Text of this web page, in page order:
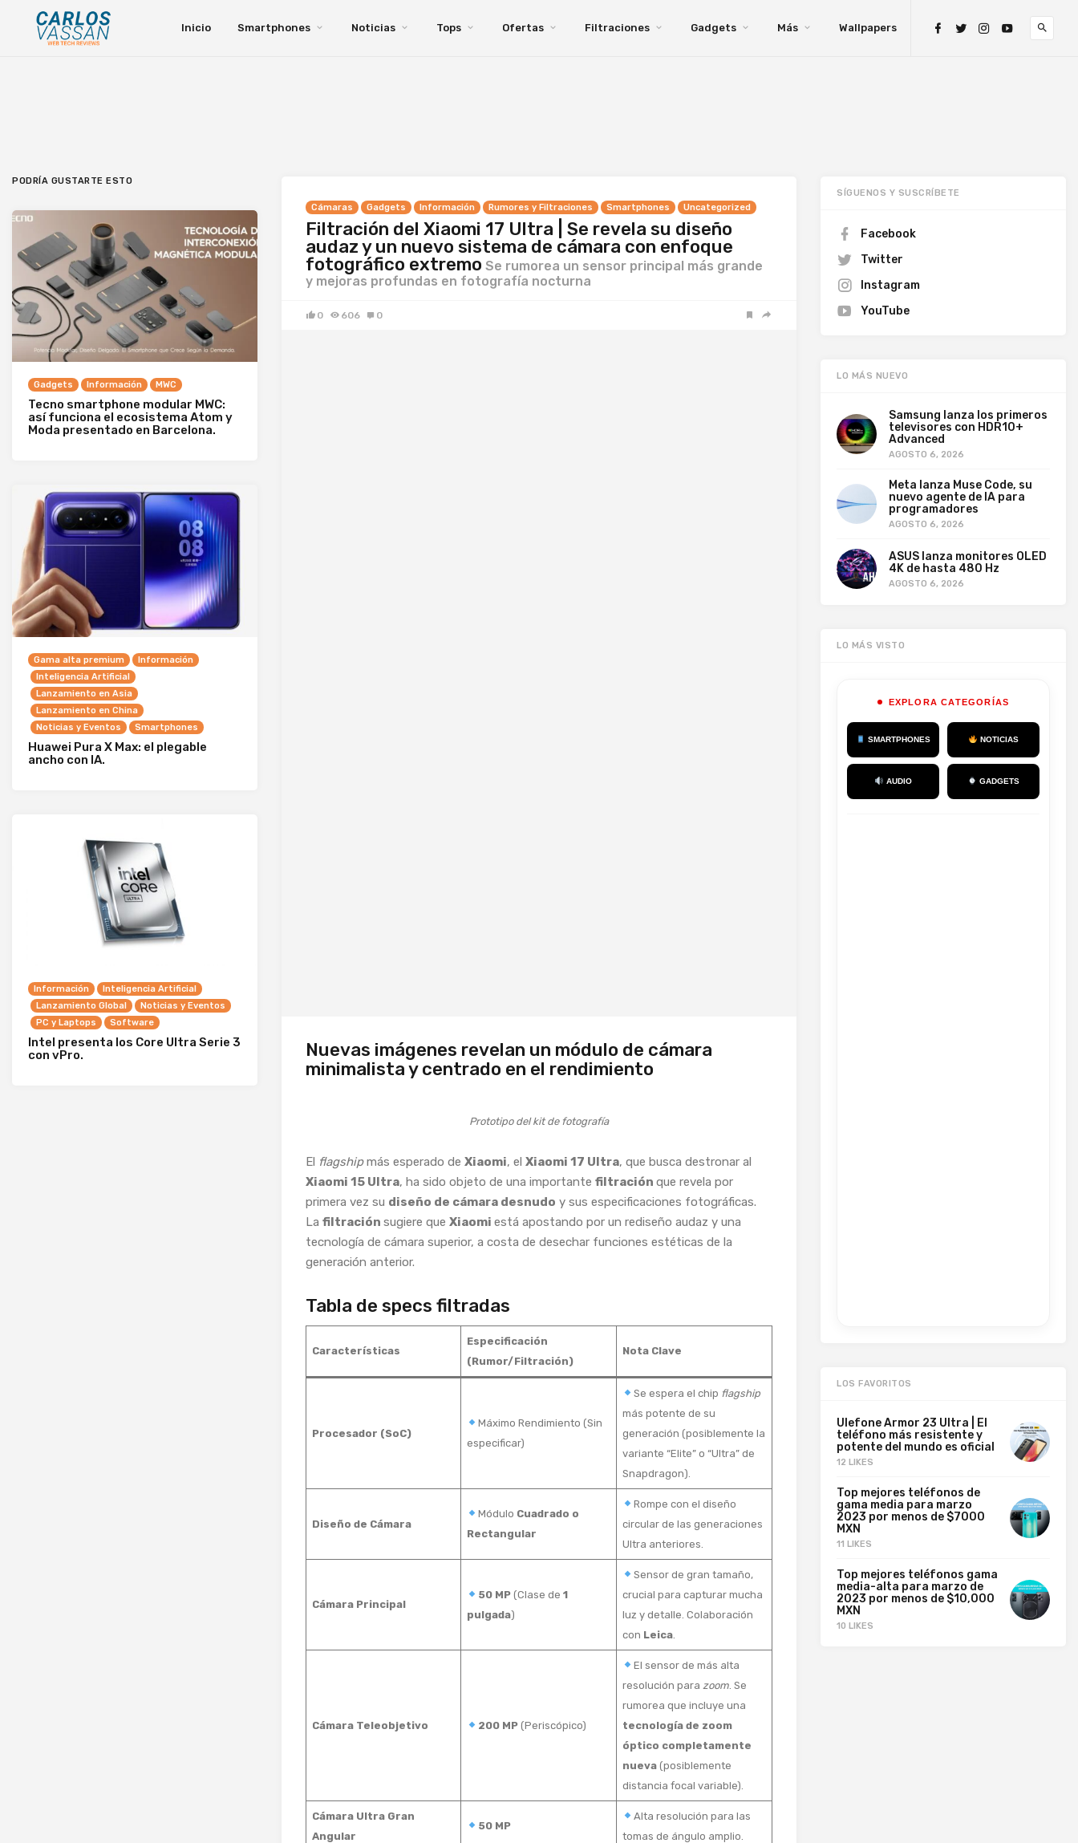
Inicio Smartphones Noticias Tops Ofertas Filtraciones Gadgets Más Wallpapers
Cámaras Gadgets Información Rumores y Filtraciones Smartphones Uncategorized
Filtración del Xiaomi 17 Ultra | Se revela su diseño
audaz y un nuevo sistema de cámara con enfoque
fotográfico extremo Se rumorea un sensor principal más grande
y mejoras profundas en fotografía nocturna
0 606 0
Nuevas imágenes revelan un módulo de cámara
minimalista y centrado en el rendimiento
Prototipo del kit de fotografía
El flagshipmás esperado de Xiaomi, el Xiaomi 17 Ultra, que busca destronar al
Xiaomi 15 Ultra, ha sido objeto de una importante filtración que revela por
primera vez su diseño de cámara desnudo y sus especificaciones fotográficas.
La filtración sugiere que Xiaomi está apostando por un rediseño audaz y una
tecnología de cámara superior, a costa de desechar funciones estéticas de la
generación anterior.
Tabla de specs filtradas
Características
Especificación
(Rumor/Filtración)
Nota Clave
Procesador (SoC)
Máximo Rendimiento (Sin
especificar)
Se espera el chip flagship
más potente de su
generación (posiblemente la
variante “Elite” o “Ultra” de
Snapdragon).
Diseño de Cámara
Módulo Cuadrado o
Rectangular
Rompe con el diseño
circular de las generaciones
Ultra anteriores.
Cámara Principal
50 MP (Clase de1
pulgada)
Sensor de gran tamaño,
crucial para capturar mucha
luz y detalle. Colaboración
con Leica.
Cámara Teleobjetivo 200 MP (Periscópico)
El sensor de más alta
resolución para zoom. Se
rumorea que incluye una
tecnología de zoom
óptico completamente
nueva(posiblemente
distancia focal variable).
Cámara Ultra Gran
Angular
50 MP
Alta resolución para las
tomas de ángulo amplio.
PODRÍA GUSTARTE ESTO
Gadgets Información MWC
Tecno smartphone modular MWC:
así funciona el ecosistema Atom y
Moda presentado en Barcelona.
Gama alta premium
Información
Inteligencia Artificial
Lanzamiento en Asia
Lanzamiento en China
Noticias y Eventos
Smartphones
Huawei Pura X Max: el plegable
ancho con IA.
Información
Inteligencia Artificial
Lanzamiento Global
Noticias y Eventos
PC y Laptops
Software
Intel presenta los Core Ultra Serie 3
con vPro.
SÍGUENOS Y SUSCRÍBETE
Facebook
Twitter
Instagram
YouTube
LO MÁS NUEVO
Samsung lanza los primeros
televisores con HDR10+
Advanced
AGOSTO 6, 2026
Meta lanza Muse Code, su
nuevo agente de IA para
programadores
AGOSTO 6, 2026
ASUS lanza monitores OLED
4K de hasta 480 Hz
AGOSTO 6, 2026
LO MÁS VISTO
EXPLORA CATEGORÍAS
SMARTPHONES NOTICIAS
AUDIO GADGETS
LOS FAVORITOS
Ulefone Armor 23 Ultra | El
teléfono más resistente y
potente del mundo es oficial
12 LIKES
Top mejores teléfonos de
gama media para marzo
2023 por menos de $7000
MXN
11 LIKES
Top mejores teléfonos gama
media-alta para marzo de
2023 por menos de $10,000
MXN
10 LIKES